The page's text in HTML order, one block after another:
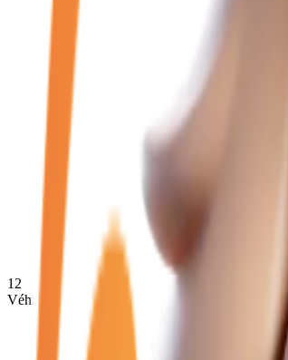
12
Véhicules disponibles